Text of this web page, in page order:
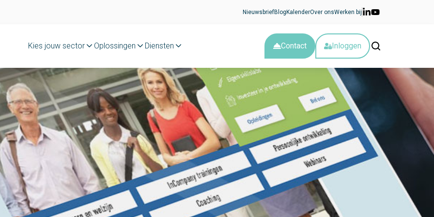
NieuwsbriefBlog KalenderOver onsWerken bij
Kies jouw sector Oplossingen Diensten Contact Inloggen